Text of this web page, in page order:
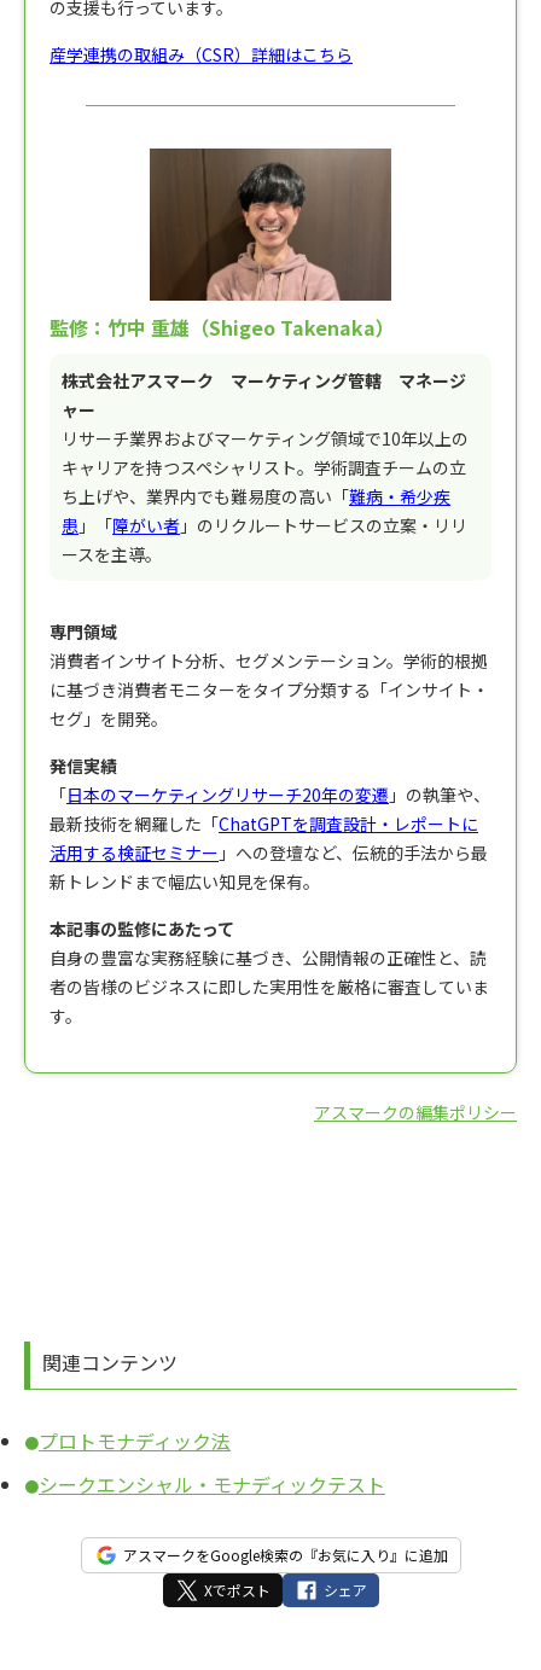
の支援も行っています。
産学連携の取組み（CSR）詳細はこちら
監修：竹中 重雄（Shigeo Takenaka）
株式会社アスマーク マーケティング管轄 マネージ
ャー
リサーチ業界およびマーケティング領域で10年以上の
キャリアを持つスペシャリスト。学術調査チームの立
ち上げや、業界内でも難易度の高い「難病・希少疾
患 」「障がい者 」のリクルートサービスの立案・リリ
ースを主導。
専門領域
消費者インサイト分析、セグメンテーション。学術的根拠
に基づき消費者モニターをタイプ分類する「インサイト・
セグ」を開発。
発信実績
「日本のマーケティングリサーチ20年の変遷 」の執筆や、
最新技術を網羅した「ChatGPTを調査設計・レポートに
活用する検証セミナー 」への登壇など、伝統的手法から最
新トレンドまで幅広い知見を保有。
本記事の監修にあたって
自身の豊富な実務経験に基づき、公開情報の正確性と、読
者の皆様のビジネスに即した実用性を厳格に審査していま
す。
アスマークの編集ポリシー
関連コンテンツ
●プロトモナディック法
●シークエンシャル・モナディックテスト
アスマークをGoogle検索の『お気に入り』に追加
Xでポスト
シェア